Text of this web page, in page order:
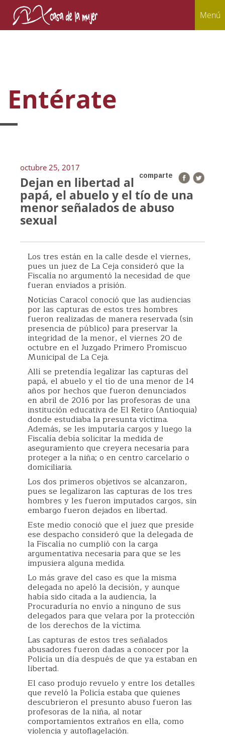
Menú
Entérate
octubre 25, 2017
comparte
Dejan en libertad al
papá, el abuelo y el tío de una
menor señalados de abuso
sexual
Los tres están en la calle desde el viernes,
pues un juez de La Ceja consideró que la
Fiscalía no argumentó la necesidad de que
fueran enviados a prisión.
Noticias Caracol conoció que las audiencias
por las capturas de estos tres hombres
fueron realizadas de manera reservada (sin
presencia de público) para preservar la
integridad de la menor, el viernes 20 de
octubre en el Juzgado Primero Promiscuo
Municipal de La Ceja.
Allí se pretendía legalizar las capturas del
papá, el abuelo y el tío de una menor de 14
años por hechos que fueron denunciados
en abril de 2016 por las profesoras de una
institución educativa de El Retiro (Antioquia)
donde estudiaba la presunta víctima.
Además, se les imputaría cargos y luego la
Fiscalía debía solicitar la medida de
aseguramiento que creyera necesaria para
proteger a la niña; o en centro carcelario o
domiciliaria.
Los dos primeros objetivos se alcanzaron,
pues se legalizaron las capturas de los tres
hombres y les fueron imputados cargos, sin
embargo fueron dejados en libertad.
Este medio conoció que el juez que preside
ese despacho consideró que la delegada de
la Fiscalía no cumplió con la carga
argumentativa necesaria para que se les
impusiera alguna medida.
Lo más grave del caso es que la misma
delegada no apeló la decisión, y aunque
había sido citada a la audiencia, la
Procuraduría no envío a ninguno de sus
delegados para que velara por la protección
de los derechos de la víctima.
Las capturas de estos tres señalados
abusadores fueron dadas a conocer por la
Policía un día después de que ya estaban en
libertad.
El caso produjo revuelo y entre los detalles
que reveló la Policía estaba que quienes
descubrieron el presunto abuso fueron las
profesoras de la niña, al notar
comportamientos extraños en ella, como
violencia y autoflagelación.